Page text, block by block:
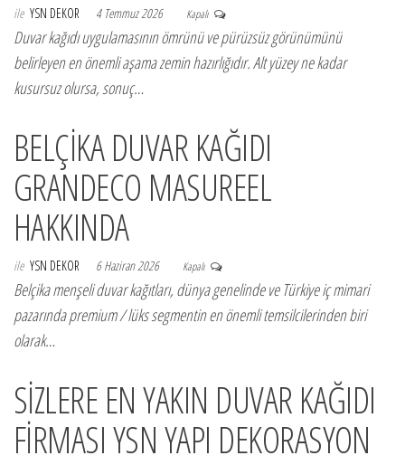
ile YSN DEKOR 4 Temmuz 2026 Kapalı
Duvar kağıdı uygulamasının ömrünü ve pürüzsüz görünümünü
belirleyen en önemli aşama zemin hazırlığıdır. Alt yüzey ne kadar
kusursuz olursa, sonuç…
BELÇİKA DUVAR KAĞIDI
GRANDECO MASUREEL
HAKKINDA
ile YSN DEKOR 6 Haziran 2026 Kapalı
Belçika menşeli duvar kağıtları, dünya genelinde ve Türkiye iç mimari
pazarında premium / lüks segmentin en önemli temsilcilerinden biri
olarak…
SİZLERE EN YAKIN DUVAR KAĞIDI
FİRMASI YSN YAPI DEKORASYON